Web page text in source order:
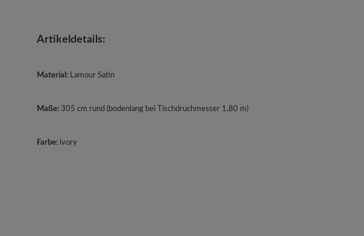
Artikeldetails:
Material: Lamour Satin
Maße: 305cm rund (bodenlang bei Tischdruchmesser 1,80 m)
Farbe: ivory